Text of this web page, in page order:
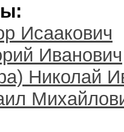
Исаакович
Иванович
Николай